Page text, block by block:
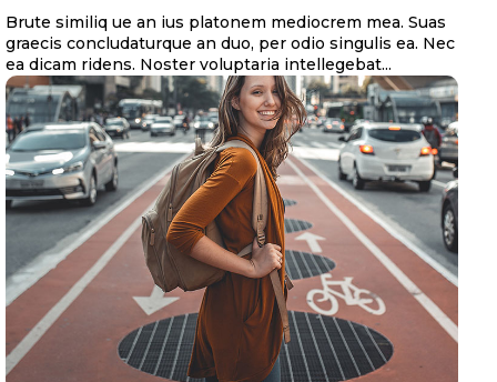
Brute similiq ue an ius platonem mediocrem mea. Suas
graecis concludaturque an duo, per odio singulis ea. Nec
ea dicam ridens. Noster voluptaria intellegebat...